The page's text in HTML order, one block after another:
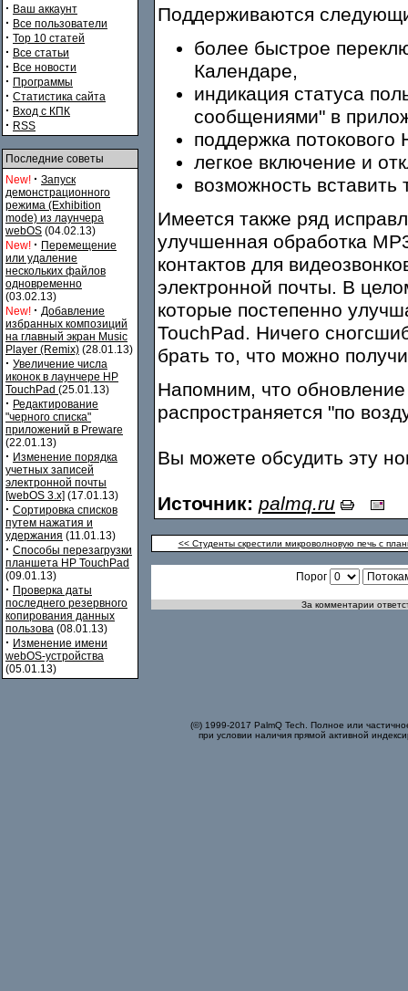
· Ваш аккаунт
· Все пользователи
· Top 10 статей
· Все статьи
· Все новости
· Программы
· Статистика сайта
· Вход с КПК
· RSS
Последние советы
New! · Запуск
демонстрационного
режима (Exhibition
mode) из лаунчера
webOS (04.02.13)
New! · Перемещение
или удаление
нескольких файлов
одновременно
(03.02.13)
New! · Добавление
избранных композиций
на главный экран Music
Player (Remix) (28.01.13)
· Увеличение числа
иконок в лаунчере HP
TouchPad (25.01.13)
· Редактирование
"черного списка"
приложений в Preware
(22.01.13)
· Изменение порядка
учетных записей
электронной почты
[webOS 3.x] (17.01.13)
· Сортировка списков
путем нажатия и
удержания (11.01.13)
· Способы перезагрузки
планшета HP TouchPad
(09.01.13)
· Проверка даты
последнего резервного
копирования данных
пользова (08.01.13)
· Изменение имени
webOS-устройства
(05.01.13)
Поддерживаются
более быстрое
Календаре,
индикация статуса
сообщениями" в
поддержка потокового
легкое включение и
возможность вставить
Имеется также ряд
улучшенная обработка
контактов для
электронной почты. В
которые постепенно
TouchPad. Ничего
брать то, что можно
Напомним, что
распространяется "по
Вы можете обсудить эту
Источник: palmq.ru
<< Студенты скрестили микроволновую печь с
Порог
За комментарии
(©) 1999-2017 PalmQ Tech. Полное или
при условии наличия прямой активной